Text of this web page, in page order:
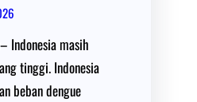
Indonesia masih
tinggi. Indonesia
beban dengue